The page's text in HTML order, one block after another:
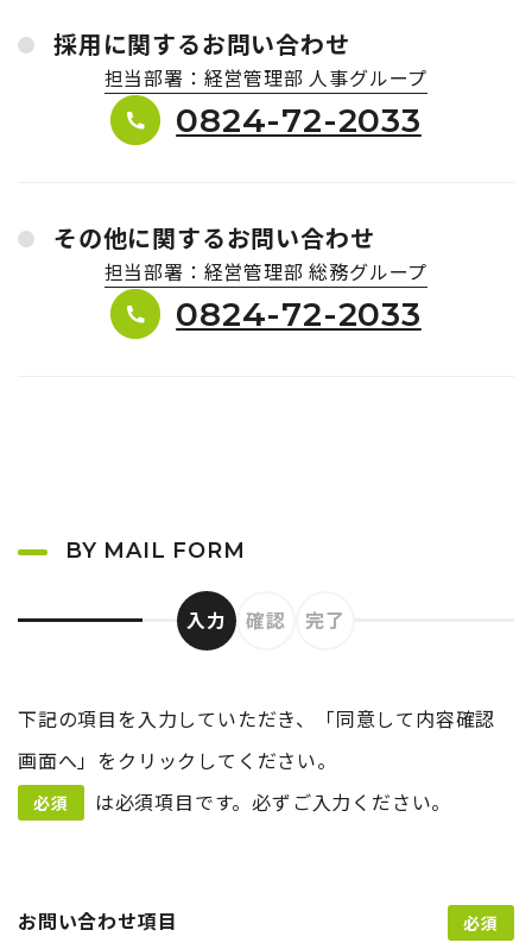
採用に関するお問い合わせ
担当部署：経営管理部 人事グループ
0824-72-2033
その他に関するお問い合わせ
担当部署：経営管理部 総務グループ
0824-72-2033
BY MAIL FORM
入力 確認 完了
下記の項目を入力していただき、「同意して内容確認
画面へ」をクリックしてください。
は必須項目です。必ずご入力ください。
お問い合わせ項目